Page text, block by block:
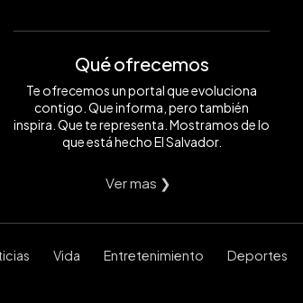
Qué ofrecemos
Te ofrecemos un portal que evoluciona
contigo. Que informa, pero también
inspira. Que te representa. Mostramos de lo
que está hecho El Salvador.
Ver mas ❯
Vida Entretenimiento Deportes